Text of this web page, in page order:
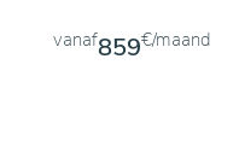
vanaf859€/maand